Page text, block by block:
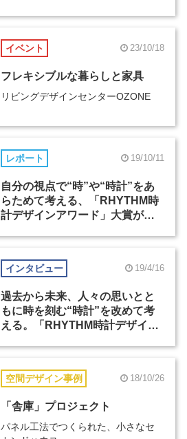
イベント 23/10/18
フレキシブルな暮らしと家具
リビングデザインセンターOZONE
レポート 19/10/11
自分の視点で“時”や“時計”をあ
らためて考える、「RHYTHM時
計デザインアワード」大賞が発
インタビュー 19/4/16
過去から未来、人々の思いとと
もに時を刻む“時計”を改めて考
える。「RHYTHM時計デザイン
空間デザイン事例 18/10/26
「舎庫」プロジェクト
パネル工法でつくられた、小さなセ